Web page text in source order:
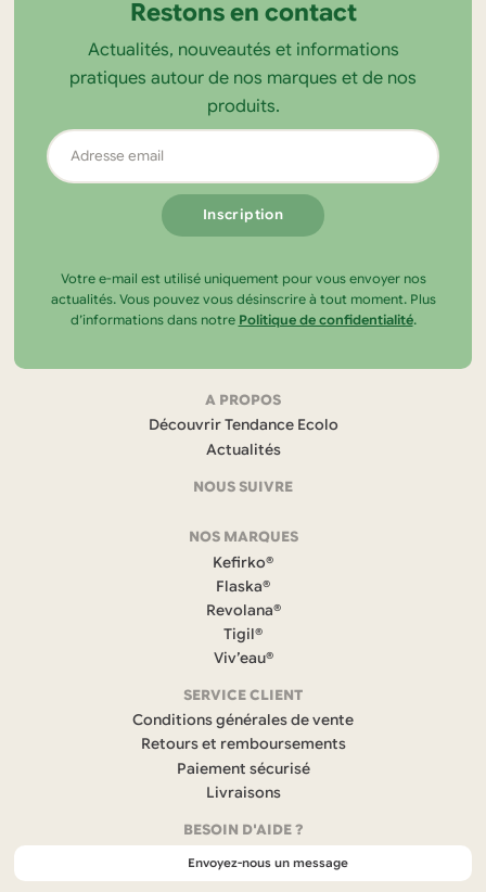
boutique
Tendance
Restons en contact
Actualités, nouveautés et informations
pratiques autour de nos marques et de nos
produits.
Adresse
email
Votre e-mail est utilisé uniquement pour vous envoyer nos
actualités. Vous pouvez vous désinscrire à tout moment. Plus
d’informations dans notre Politique de confidentialité.
coordonnées
A PROPOS
Découvrir Tendance Ecolo
Actualités
NOUS SUIVRE
a
c
e
b
o
o
k
s
’
u
v
r
d
a
n
NOS MARQUES
Kefirko®
Flaska®
Revolana®
Tigil®
Viv’eau®
SERVICE CLIENT
Conditions générales de vente
Retours et remboursements
Paiement sécurisé
Livraisons
BESOIN D'AIDE ?
Envoyez-nous un message